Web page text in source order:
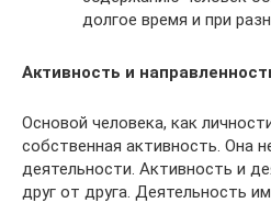
долгое время и при
Активность и
Основой человека, как
собственная активность. Она
деятельности. Активность и
друг от друга. Деятельность